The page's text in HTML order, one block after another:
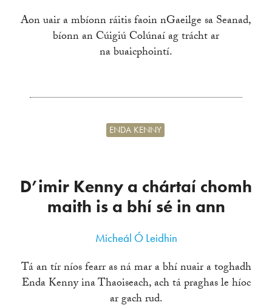
Aon uair a mbíonn ráitis faoin nGaeilge sa Seanad,
bíonn an Cúigiú Colúnaí ag trácht ar
na buaicphointí.
D’imir Kenny a chártaí chomh
maith is a bhí sé in ann
ENDA KENNY
Micheál Ó Leidhin
Tá an tír níos fearr as ná mar a bhí nuair a toghadh
Enda Kenny ina Thaoiseach, ach tá praghas le híoc
ar gach rud.